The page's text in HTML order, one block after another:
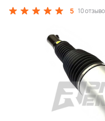
5 10